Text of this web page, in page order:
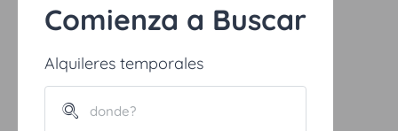
Comienza a Buscar
Alquileres temporales